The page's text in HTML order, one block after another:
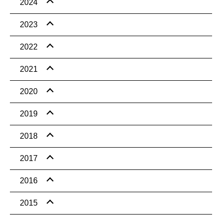
2024
2023
2022
2021
2020
2019
2018
2017
2016
2015